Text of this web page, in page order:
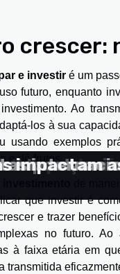
e investir é um
futuro, enquanto
Ao
los à sua
usando exemplos
e dê frutos.
de
que investir é
e trazer
no futuro.
à faixa etária em
transmitida
de apostas
licenças
apostas
impactam